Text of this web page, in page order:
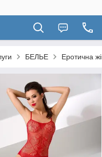
БЕЛЬЕ Еротична